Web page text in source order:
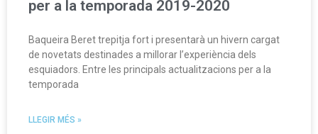
per a la temporada 2019-2020
Baqueira Beret trepitja fort i presentarà un hivern cargat
de novetats destinades a millorar l’experiència dels
esquiadors. Entre les principals actualitzacions per a la
temporada
LLEGIR MÉS »